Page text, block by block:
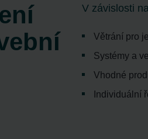
Italia S.r.l.: Privacy
İç Mekan İklimlendirme Sanayi ve
Nederland bv: Privacyverklaringen
Sales International: Privacy Policy
UK Limited: Privacy Policy
V závislosti
Větrání pro
Systémy a
Vhodné
Individuální